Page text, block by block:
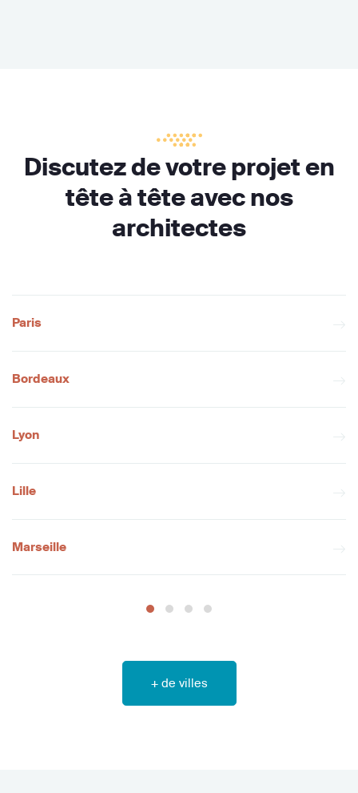
Discutez de votre projet en
tête à tête avec nos
architectes
Paris
Bordeaux
Lyon
Lille
Marseille
+ de villes